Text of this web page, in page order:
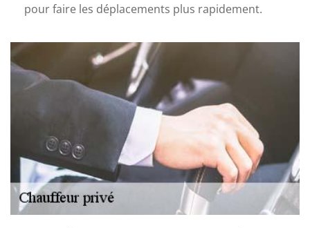
pour faire les déplacements plus rapidement.